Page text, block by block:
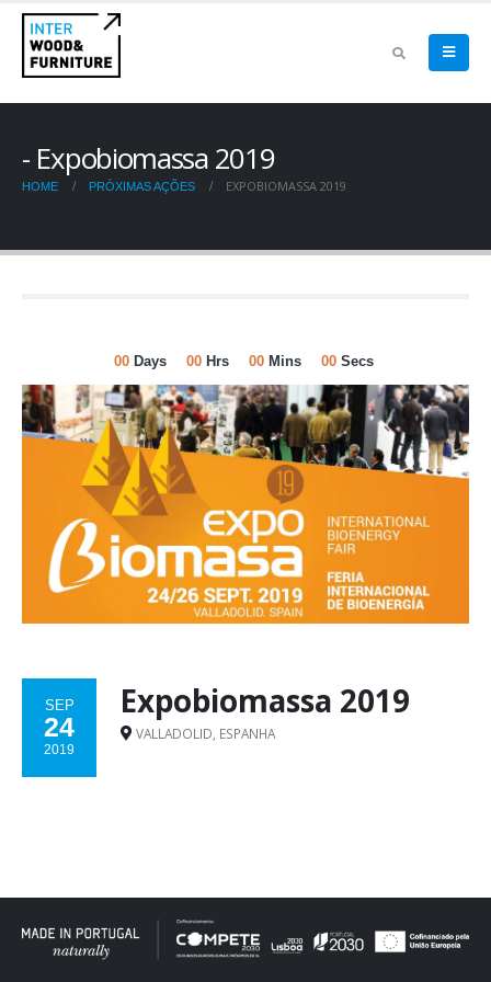
Expobiomassa 2019
HOME PRÓXIMAS AÇÕES EXPOBIOMASSA 2019
00 Days 00 Hrs 00 Mins 00 Secs
SEP
24
2019
Expobiomassa 2019
VALLADOLID, ESPANHA